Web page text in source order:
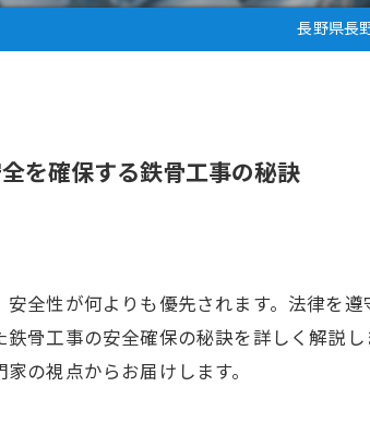
長野県長
を確保する鉄骨工事の秘訣
全性が何よりも優先されます。法律を
骨工事の安全確保の秘訣を詳しく解説
の視点からお届けします。